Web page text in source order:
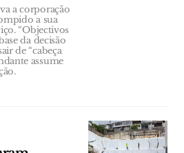
a corporação
a sua
“Objectivos
da decisão
de “cabeça
assume